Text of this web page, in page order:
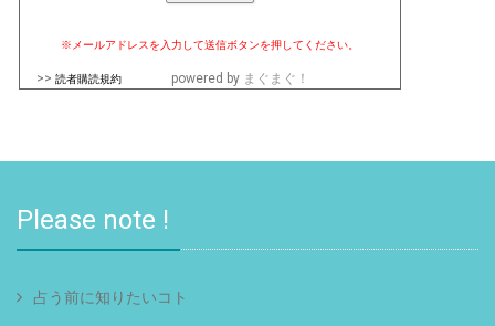
※メールアドレスを入力して送信ボタンを押してください。
>> 読者購読規約 powered by まぐまぐ！
Please note !
占う前に知りたいコト